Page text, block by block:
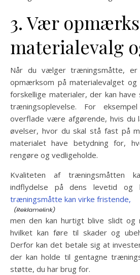
3. Vær
materialevalg
Når du vælger træningsmåtte,
opmærksom på materialevalget og
forskellige materialer, der kan
træningsoplevelse. For
overflade være afgørende, hvis du
øvelser, hvor du skal stå fast på
materialet have betydning for,
rengøre og vedligeholde.
Kvaliteten af træningsmåtten
indflydelse på dens levetid og
træningsmåtte kan virke fristende,
men den kan hurtigt blive slidt og
hvilket kan føre til skader og
Derfor kan det betale sig at
der kan holde til gentagne
støtte, du har brug for.